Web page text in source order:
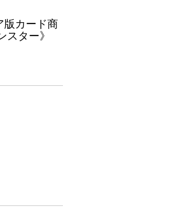
版カード商
ター》